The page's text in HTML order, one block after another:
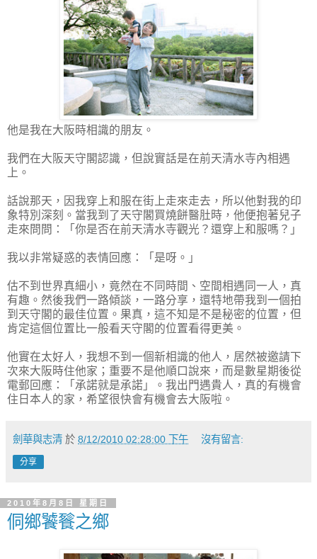
他是我在大阪時相識的朋友。
我們在大阪天守閣認識，但說實話是在前天清水寺內相遇
上。
話說那天，因我穿上和服在街上走來走去，所以他對我的印
象特別深刻。當我到了天守閣買燒餅醫肚時，他便抱著兒子
走來問問：「你是否在前天清水寺觀光？還穿上和服嗎？」
我以非常疑惑的表情回應：「是呀。」
估不到世界真細小，竟然在不同時間、空間相遇同一人，真
有趣。然後我們一路傾談，一路分享，還特地帶我到一個拍
到天守閣的最佳位置。果真，這不知是不是秘密的位置，但
肯定這個位置比一般看天守閣的位置看得更美。
他實在太好人，我想不到一個新相識的他人，居然被邀請下
次來大阪時住他家；重要不是他順口說來，而是數星期後從
電郵回應：「承諾就是承諾」。我出門遇貴人，真的有機會
住日本人的家，希望很快會有機會去大阪啦。
劍華與志清 於 8/12/2010 02:28:00 下午 沒有留言:
分享
2010年8月8日 星期日
侗鄉饕餮之鄉